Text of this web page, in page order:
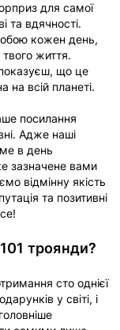
для самої
та вдячності.
кожен день,
життя.
що це
на всій планеті.
посилання
Адже наші
в день
зазначене вами
відмінну якість
та позитивні
троянди?
сто однієї
у світі, і